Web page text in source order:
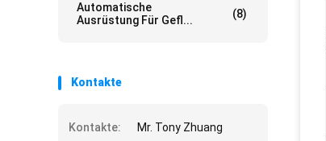
Automatische
Ausrüstung Für Gefl...
(8)
Kontakte
Kontakte:
Mr. Tony Zhuang